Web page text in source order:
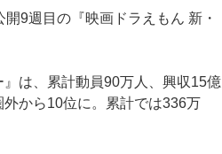
9週目の『映画ドラえもん 新・
は、累計動員90万人、興収15億
から10位に。累計では336万